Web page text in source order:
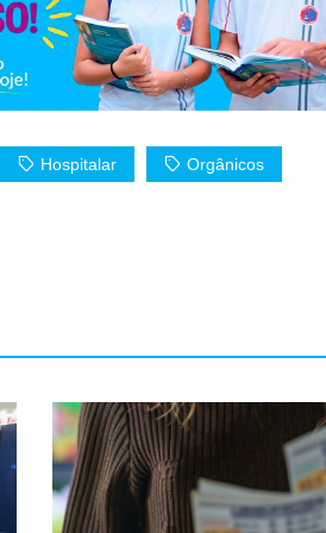
Hospitalar Orgânicos